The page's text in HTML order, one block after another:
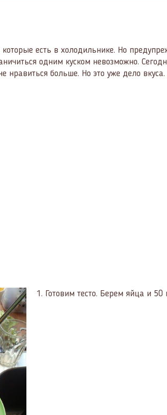
есть в холодильнике. Но
одним куском невозможно.
больше. Но это уже дело вкуса.
1. Готовим тесто. Берем яйца и